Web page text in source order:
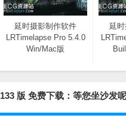
延时摄影制作软件
LRTimelapse Pro 5.4.0
Win/Mac版
延
版 免费下载：等您坐沙发呢